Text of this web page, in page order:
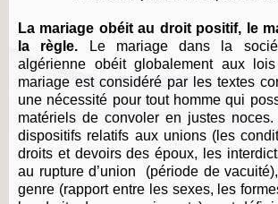
La mariage obéit au droit positif, le
la règle. Le mariage dans la
algérienne obéit globalement aux
mariage est considéré par les textes
une nécessité pour tout homme qui
matériels de convoler en justes noces.
dispositifs relatifs aux unions (les
droits et devoirs des époux, les
au rupture d’union (période de
genre (rapport entre les sexes, les